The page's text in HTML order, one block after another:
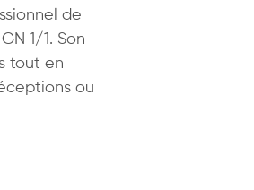
de
1/1. Son
tout en
ou